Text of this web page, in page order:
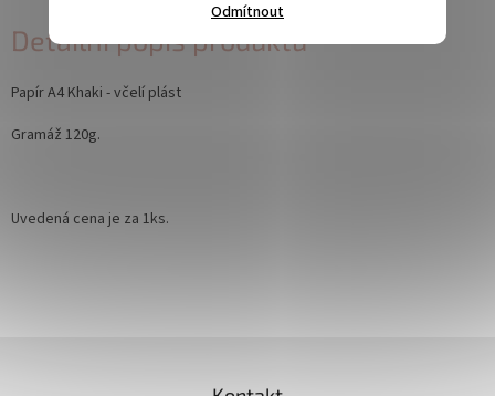
Odmítnout
Detailní popis produktu
Papír A4 Khaki - včelí plást
Gramáž 120g.
Uvedená cena je za 1ks.